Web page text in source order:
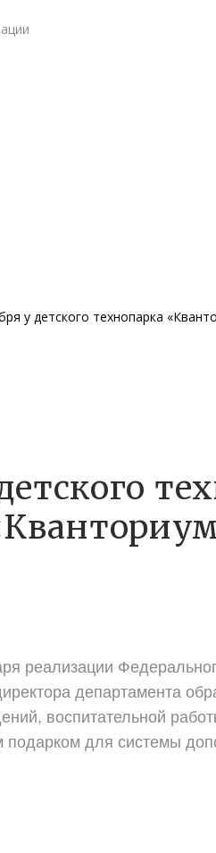
у детского технопарка
реализации
департамента
воспитательной
для системы